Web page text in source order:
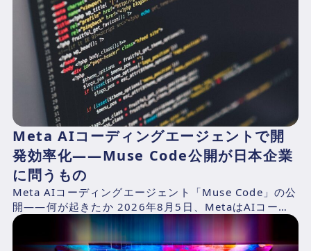
Meta AIコーディングエージェントで開
発効率化——Muse Code公開が日本企業
に問うもの
Meta AIコーディングエージェント「Muse Code」の公
開——何が起きたか 2026年8月5日、MetaはAIコーデ
ィングエージェント「Muse Cod...